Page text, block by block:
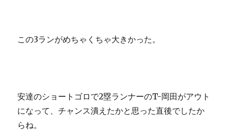
この3ランがめちゃくちゃ大きかった。
安達のショートゴロで2塁ランナーのT-岡田がアウト
になって、チャンス潰えたかと思った直後でしたか
らね。